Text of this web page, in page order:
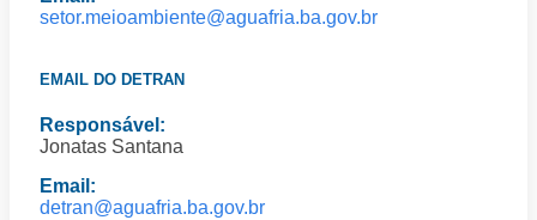
setor.meioambiente@aguafria.ba.gov.br
EMAIL DO DETRAN
Responsável:
Jonatas Santana
Email:
detran@aguafria.ba.gov.br